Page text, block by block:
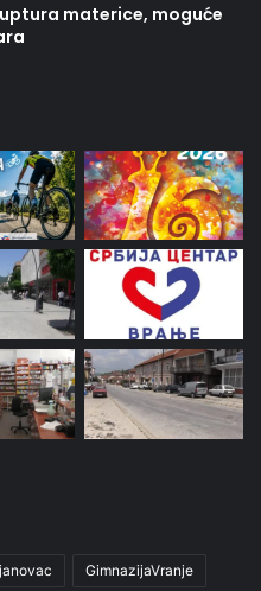
materice, moguće
GimnazijaVranje